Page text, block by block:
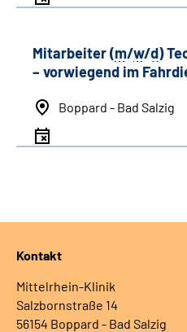
Mitarbeiter (m/w/d)
– vorwiegend im
Boppard - Bad Salzig
Kontakt
Mittelrhein-Klinik
Salzbornstraße 14
56154 Boppard - Bad Salzig